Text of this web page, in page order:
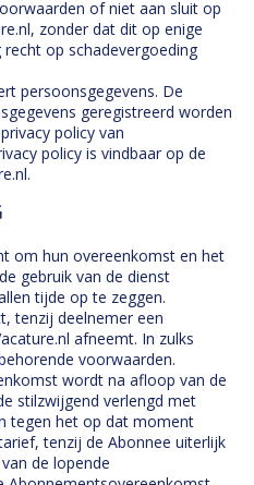
of niet aan sluit op
zonder dat dit op enige
op schadevergoeding
persoonsgegevens. De
geregistreerd worden
policy van
policy is vindbaar op de
om hun overeenkomst en het
gebruik van de dienst
tijde op te zeggen.
tenzij deelnemer een
afneemt. In zulks
voorwaarden.
wordt na afloop van de
stilzwijgend verlengd met
tegen het op dat moment
tenzij de Abonnee uiterlijk
de lopende